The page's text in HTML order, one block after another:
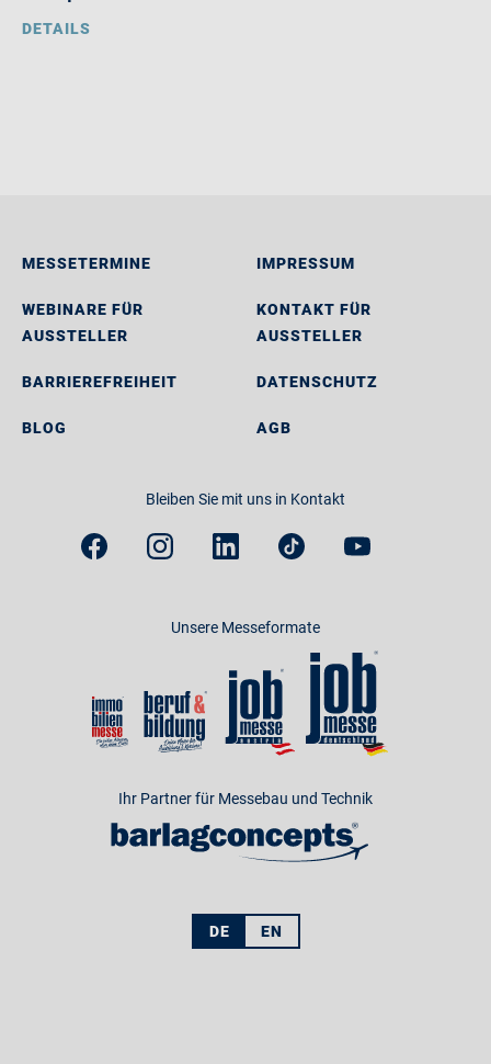
DETAILS
MESSETERMINE
WEBINARE FÜR
AUSSTELLER
BARRIEREFREIHEIT
BLOG
IMPRESSUM
KONTAKT FÜR
AUSSTELLER
DATENSCHUTZ
AGB
Bleiben Sie mit uns in Kontakt
Unsere Messeformate
Ihr Partner für Messebau und Technik
DE EN